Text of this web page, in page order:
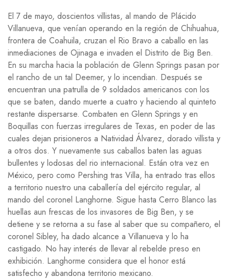
El 7 de mayo, doscientos villistas, al mando de Plácido
Villanueva, que venían operando en la región de Chihuahua,
frontera de Coahuila, cruzan el Rio Bravo a caballo en las
inmediaciones de Ojinaga e invaden el Distrito de Big Ben.
En su marcha hacia la población de Glenn Springs pasan por
el rancho de un tal Deemer, y lo incendian. Después se
encuentran una patrulla de 9 soldados americanos con los
que se baten, dando muerte a cuatro y haciendo al quinteto
restante dispersarse. Combaten en Glenn Springs y en
Boquillas con fuerzas irregulares de Texas, en poder de las
cuales dejan prisioneros a Natividad Álvarez, dorado villista y
a otros dos. Y nuevamente sus caballos baten las aguas
bullentes y lodosas del rio internacional. Están otra vez en
México, pero como Pershing tras Villa, ha entrado tras ellos
a territorio nuestro una caballería del ejército regular, al
mando del coronel Langhorne. Sigue hasta Cerro Blanco las
huellas aun frescas de los invasores de Big Ben, y se
detiene y se retorna a su fase al saber que su compañero, el
coronel Sibley, ha dado alcance a Villanueva y lo ha
castigado. No hay interés de llevar al rebelde preso en
exhibición. Langhorme considera que el honor está
satisfecho y abandona territorio mexicano.